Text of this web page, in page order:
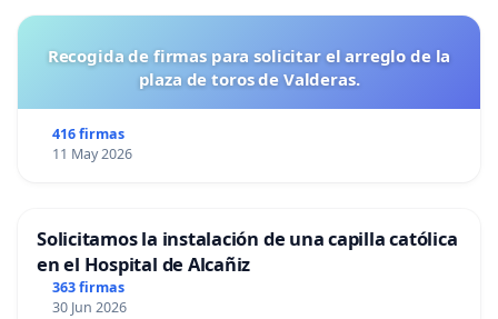
Recogida de firmas para solicitar el arreglo de la
plaza de toros de Valderas.
416 firmas
11 May 2026
Solicitamos la instalación de una capilla católica
en el Hospital de Alcañiz
363 firmas
30 Jun 2026